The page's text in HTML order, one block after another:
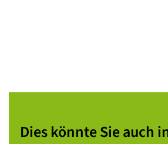
Dies könnte Sie auch